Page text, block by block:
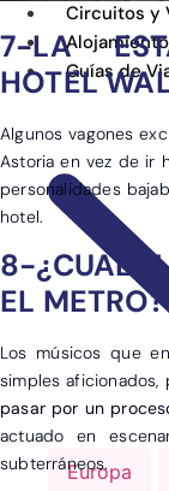
Circuitos y
Guías de
Europa
7-LA
HOTEL
Algunos vagones
Astoria en vez de ir
personalidades
hotel.
8-
EL METRO?
Los músicos que
simples
pasar por un
actuado en
subterráneos.